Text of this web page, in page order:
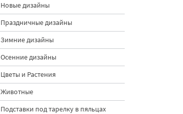
Новые дизайны
Праздничные дизайны
Зимние дизайны
Осенние дизайны
Цветы и Растения
Животные
Подставки под тарелку в пяльцах